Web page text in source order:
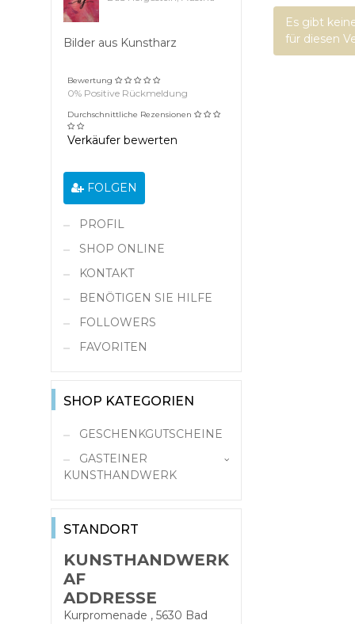
Bilder aus Kunstharz
Bewertung
0% Positive Rückmeldung
Durchschnittliche Rezensionen
Verkäufer bewerten
FOLGEN
PROFIL
SHOP ONLINE
KONTAKT
BENÖTIGEN SIE HILFE
FOLLOWERS
FAVORITEN
SHOP KATEGORIEN
GESCHENKGUTSCHEINE
GASTEINER
KUNSTHANDWERK
STANDORT
KUNSTHANDWERK
AF
ADDRESSE
Kurpromenade , 5630 Bad
Es gibt
für diesen